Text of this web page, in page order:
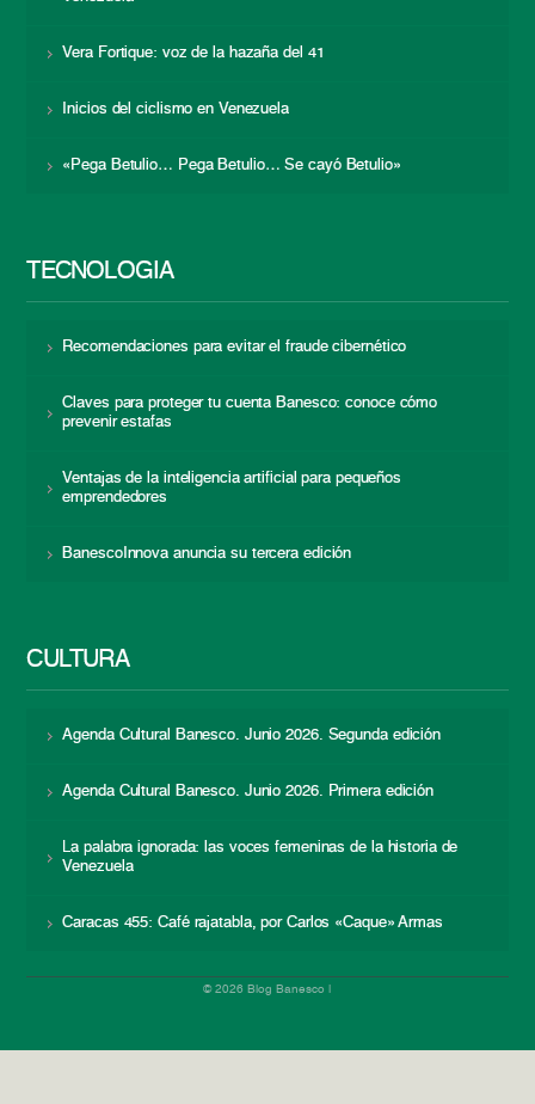
Vera Fortique: voz de la hazaña del 41
Inicios del ciclismo en Venezuela
«Pega Betulio… Pega Betulio… Se cayó Betulio»
TECNOLOGÍA
Recomendaciones para evitar el fraude cibernético
Claves para proteger tu cuenta Banesco: conoce cómo
prevenir estafas
Ventajas de la inteligencia artificial para pequeños
emprendedores
BanescoInnova anuncia su tercera edición
CULTURA
Agenda Cultural Banesco. Junio 2026. Segunda edición
Agenda Cultural Banesco. Junio 2026. Primera edición
La palabra ignorada: las voces femeninas de la historia de
Venezuela
Caracas 455: Café rajatabla, por Carlos «Caque» Armas
© 2026 Blog Banesco |